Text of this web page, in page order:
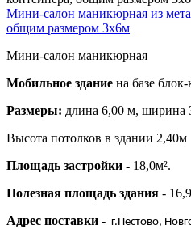
Мини-салон маникюрная из
общим размером 3х6м
Мини-салон маникюрная
Мобильное здание на базе
Размеры: длина 6,00 м, ширина
Высота потолков в здании 2,40м
Площадь застройки - 18,0м².
Полезная площадь здания -
Адрес поставки - г.Пестово,